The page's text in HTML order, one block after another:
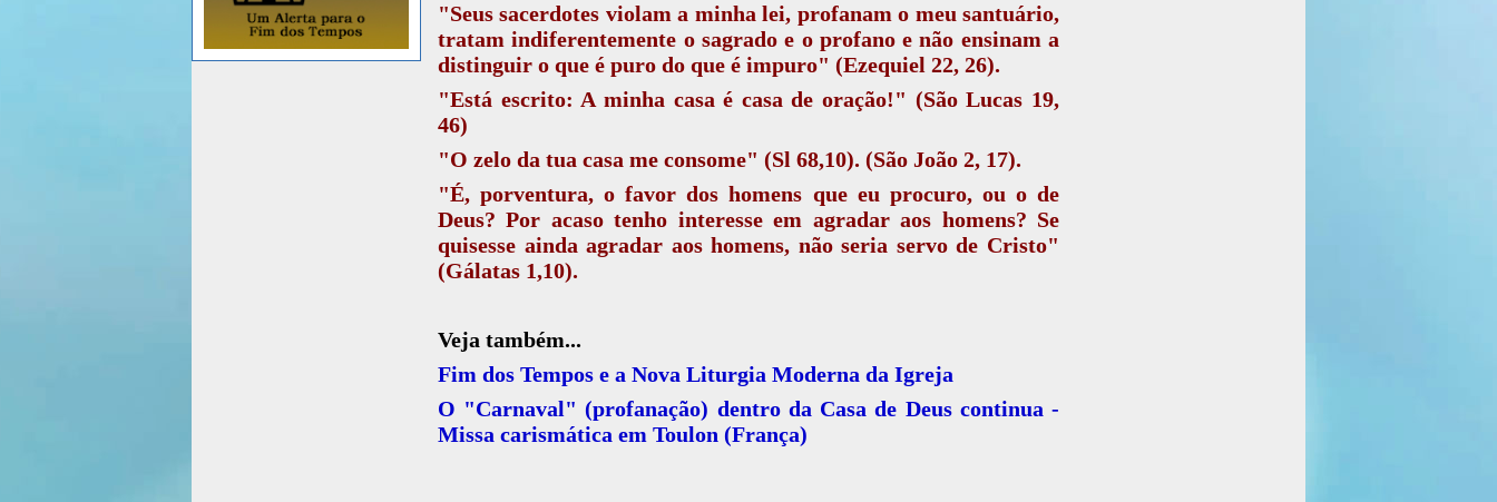
"Seus sacerdotes violam a minha lei, profanam o meu santuário,
tratam indiferentemente o sagrado e o profano e não ensinam a
distinguir o que é puro do que é impuro" (Ezequiel 22, 26).
"Está escrito: A minha casa é casa de oração!" (São Lucas 19,
46)
"O zelo da tua casa me consome" (Sl 68,10). (São João 2, 17).
"É, porventura, o favor dos homens que eu procuro, ou o de
Deus? Por acaso tenho interesse em agradar aos homens? Se
quisesse ainda agradar aos homens, não seria servo de Cristo"
(Gálatas 1,10).
Veja também...
Fim dos Tempos e a Nova Liturgia Moderna da Igreja
O "Carnaval" (profanação) dentro da Casa de Deus continua -
Missa carismática em Toulon (França)